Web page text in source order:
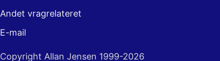
Copyright Allan Jensen 1999-2026
Andet vragrelateret
E-mail